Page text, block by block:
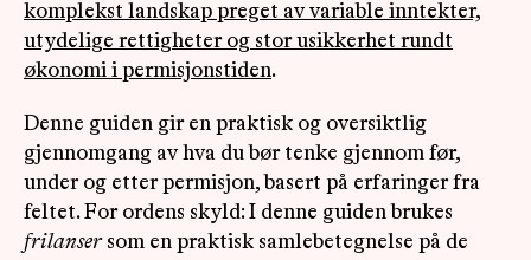
komplekst landskap preget av variable inntekter,
utydelige rettigheter og stor usikkerhet rundt
økonomi i permisjonstiden.
Denne guiden gir en praktisk og oversiktlig
gjennomgang av hva du bør tenke gjennom før,
under og etter permisjon, basert på erfaringer fra
feltet. For ordens skyld: I denne guiden brukes
frilansersom en praktisk samlebetegnelse på de